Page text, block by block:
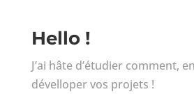
Hello !
J’ai hâte d’étudier comment,
dévelloper vos projets !